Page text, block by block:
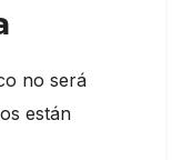
no será
están